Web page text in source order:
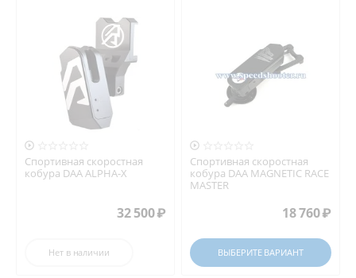

Спортивная скоростная
кобура DAA ALPHA-X
32 500₽
Нет в наличии

Спортивная скоростная
кобура DAA MAGNETIC RACE
MASTER
18 760₽
ВЫБЕРИТЕ ВАРИАНТ